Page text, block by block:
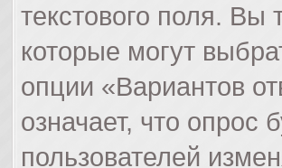
текстового поля. Вы
которые могут
опции «Вариантов
означает, что опрос
пользователей